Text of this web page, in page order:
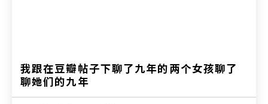
我跟在豆瓣帖子下聊了九年的两个女孩聊了
聊她们的九年